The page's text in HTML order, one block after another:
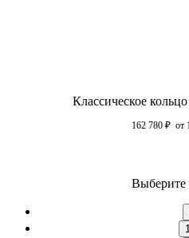
Классическое
162 780 ₽ от
Выберите